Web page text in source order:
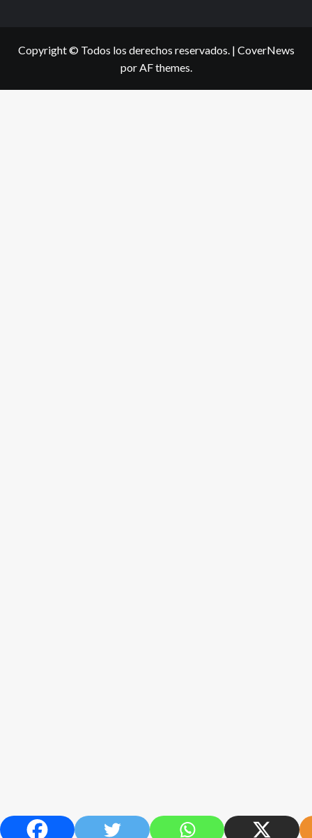
Copyright © Todos los derechos reservados. | CoverNews
por AF themes.